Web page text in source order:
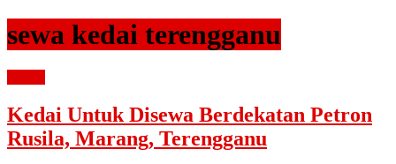
sewa kedai terengganu
Kedai Untuk Disewa Berdekatan Petron
Rusila, Marang, Terengganu